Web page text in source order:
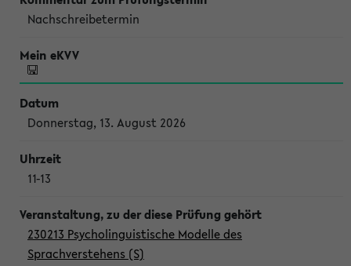
Nachschreibetermin
Donnerstag, 13. August 2026
11-13
230213 Psycholinguistische Modelle des
Sprachverstehens (S)